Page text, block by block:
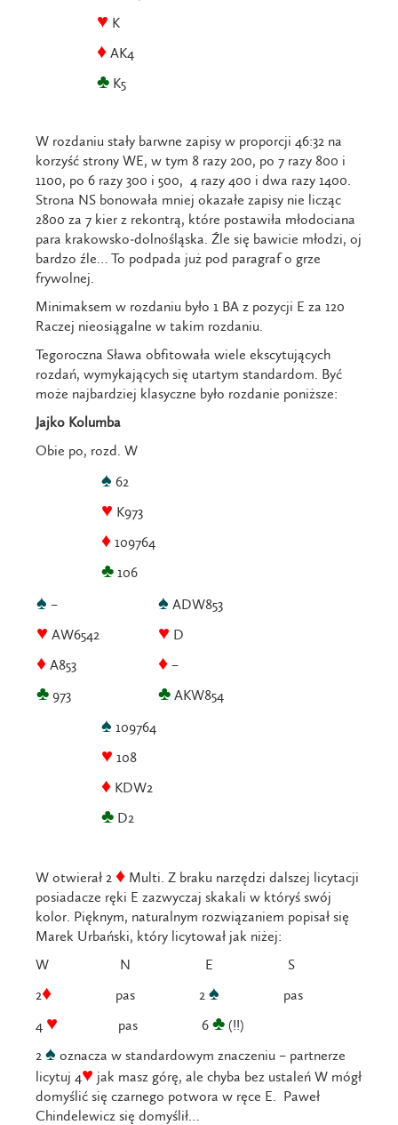
♥ K
♦ AK4
♣ K5
W rozdaniu stały barwne zapisy w proporcji 46:32 na
korzyść strony WE, w tym 8 razy 200, po 7 razy 800 i
1100, po 6 razy 300 i 500, 4 razy 400 i dwa razy 1400.
Strona NS bonowała mniej okazałe zapisy nie licząc
2800 za 7 kier z rekontrą, które postawiła młodociana
para krakowsko-dolnośląska. Źle się bawicie młodzi, oj
bardzo źle… To podpada już pod paragraf o grze
frywolnej.
Minimaksem w rozdaniu było 1 BA z pozycji E za 120
Raczej nieosiągalne w takim rozdaniu.
Tegoroczna Sława obfitowała wiele ekscytujących
rozdań, wymykających się utartym standardom. Być
może najbardziej klasyczne było rozdanie poniższe:
Jajko Kolumba
Obie po, rozd. W
♠ 62
♥ K973
♦ 109764
♣ 106
♠ –
♥ AW6542
♦ A853
♣ 973
♠ ADW853
♥ D
♦ –
♣ AKW854
♠ 109764
♥ 108
♦ KDW2
♣ D2
W otwierał 2 ♦ Multi. Z braku narzędzi dalszej licytacji
posiadacze ręki E zazwyczaj skakali w któryś swój
kolor. Pięknym, naturalnym rozwiązaniem popisał się
Marek Urbański, który licytował jak niżej:
W N E S
2♦ pas 2 ♠ pas
4 ♥ pas 6 ♣ (!!)
2 ♠ oznacza w standardowym znaczeniu – partnerze
licytuj 4♥ jak masz górę, ale chyba bez ustaleń W mógł
domyślić się czarnego potwora w ręce E. Paweł
Chindelewicz się domyślił…